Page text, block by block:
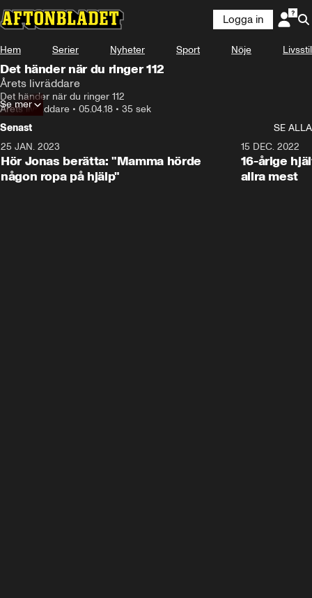
Logga in
Hem Serier Nyheter Sport Nöje Livsstil
Det händer när du ringer 112
Årets livräddare
Det händer när du ringer 112
Årets livräddare • 05.04.18 • 35 sek
Se mer
Senast
SE ALLA
25 JAN. 2023
Hör Jonas berätta: "Mamma hörde
någon ropa på hjälp"
15 DEC. 2022
16-årige
allra mest